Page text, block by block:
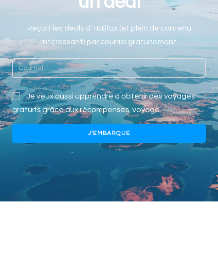
Reçoit les deals d' Halifax (et plein de contenu
intéressant) par courriel gratuitement
Je veux aussi apprendre à obtenir des voyages
gratuits grâce aux récompenses-voyage
J'EMBARQUE